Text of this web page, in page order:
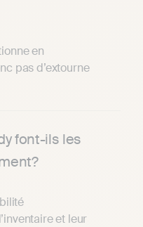
en
pas d’extourne
font-ils les
et leur